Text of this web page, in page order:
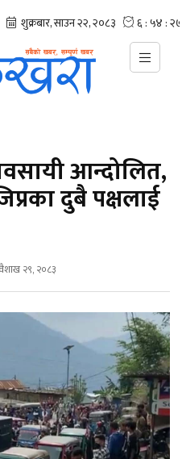
आन्दोलित,
दुबै पक्षलाई
२९, २०८३